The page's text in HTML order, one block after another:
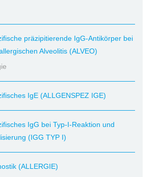
präzipitierende IgG-Antikörper bei
Alveolitis (ALVEO)
IgE (ALLGENSPEZ IGE)
IgG bei Typ-I-Reaktion und
(IGG TYP I)
(ALLERGIE)